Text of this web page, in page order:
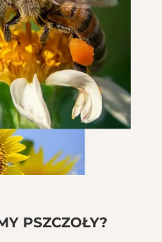
PSZCZOŁY?